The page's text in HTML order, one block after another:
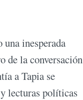
inesperada
de la conversación
a Tapia se
lecturas políticas